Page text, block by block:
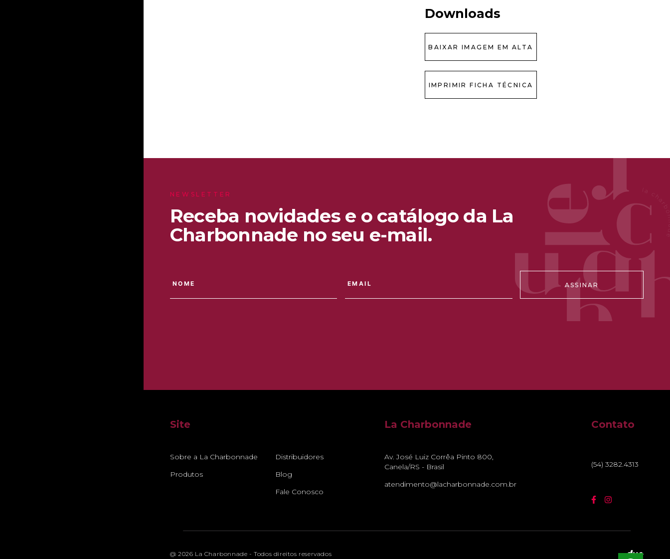
Downloads
BAIXAR IMAGEM EM ALTA
IMPRIMIR FICHA TÉCNICA
NEWSLETTER
Receba novidades e o catálogo da La
Charbonnade no seu e-mail.
ASSINAR
Site
Sobre a La Charbonnade
Produtos
Distribuidores
Blog
Fale Conosco
La Charbonnade
Av. José Luiz Corrêa Pinto 800,
Canela/RS - Brasil
atendimento@lacharbonnade.com.br
Contato
(54) 3282.4313
@ 2026 La Charbonnade - Todos direitos reservados